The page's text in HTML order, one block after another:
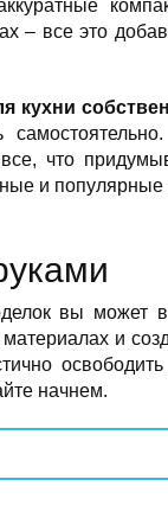
– все это
кухни
что
и
вы может
и
начнем.